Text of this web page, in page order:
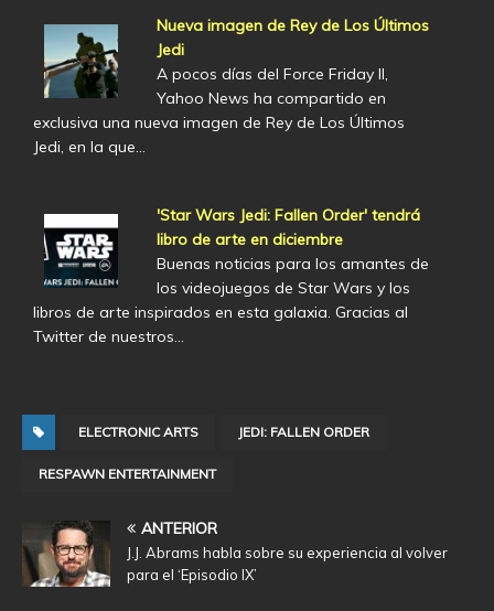
Nueva imagen de Rey de Los Últimos
Jedi
A pocos días del Force Friday II,
Yahoo News ha compartido en
exclusiva una nueva imagen de Rey de Los Últimos
Jedi, en la que…
'Star Wars Jedi: Fallen Order' tendrá
libro de arte en diciembre
Buenas noticias para los amantes de
los videojuegos de Star Wars y los
libros de arte inspirados en esta galaxia. Gracias al
Twitter de nuestros…
ELECTRONIC ARTS JEDI: FALLEN ORDER
RESPAWN ENTERTAINMENT
ANTERIOR
J.J. Abrams habla sobre su experiencia al volver
para el ‘Episodio IX’